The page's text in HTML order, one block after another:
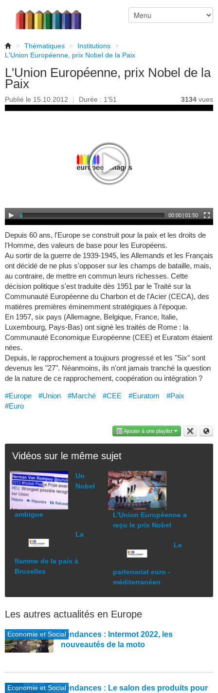
> Thématiques > Institutions
>
L'Union Européenne, prix Nobel de la Paix
L'Union Européenne, prix Nobel de la
Paix
Publié le 15.10.2012 | Durée : 1'51 3134 vues
00:00 | 01:50
Depuis 60 ans, l'Europe se construit pour la paix et les droits de
l'Homme, des valeurs de base pour les Européens.
Au sortir de la guerre de 1939-1945, les Allemands et les Français
ont décidé de ne plus s'opposer sur les champs de bataille, mais,
au contraire, de mettre en commun leurs richesses. Cette
décision politique s'est traduite dès 1951 par le Traité sur la
Communauté Européenne du Charbon et de l'Acier (CECA), des
matières premières éminemment stratégiques à l'époque.
En 1957, six pays (Allemagne, Belgique, France, Italie,
Luxembourg, Pays-Bas) ont signé les traités de Rome : la
Communauté Economique Européenne (CEE) et Euratom étaient
nées.
Depuis, le rapprochement a toujours progressé et les "Six" sont
devenus les "27". Néanmoins, ils n'ont jamais tranché la question
de la nature de ce rapprochement, coopération ou intégration ?
#Europe #Union #Marché #CEE #Euratom
#Paix
#Euro
Ajouter à une playlist
Vidéos sur le même sujet
Un
Nobel
ambigue
La
flamme de la paix à
Bruxelles
L'Union Européenne a
reçu le prix Nobel
Le
partenariat euro -
méditerranéen
Les autres actualités en Europe
Economie et SocialTendances : Intermot 2022, les
nouveautés de la moto
Economie et SocialTendances : Le salon des produits pour